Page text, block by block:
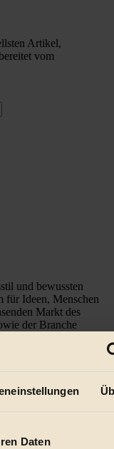
Daten
Artikel,
vom
und bewussten
für Ideen, Menschen
Markt des
der Branche